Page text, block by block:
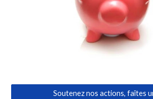
Soutenez nos actions, faîtes